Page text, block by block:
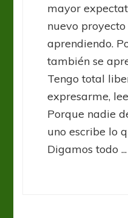
mayor
nuevo
aprendiendo.
también se
Tengo total
expresarme,
Porque nadie
uno escribe lo
Digamos todo ...